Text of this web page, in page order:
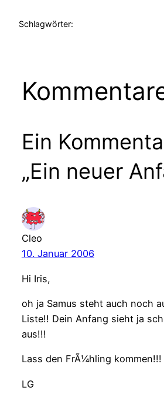
Schlagwörter:
Ein
„Ein neuer
Cleo
10. Januar 2006
Hi Iris,
oh ja Samus steht auch noch
Liste!! Dein Anfang sieht ja
aus!!!
Lass den FrÃ¼hling kommen!!!
LG